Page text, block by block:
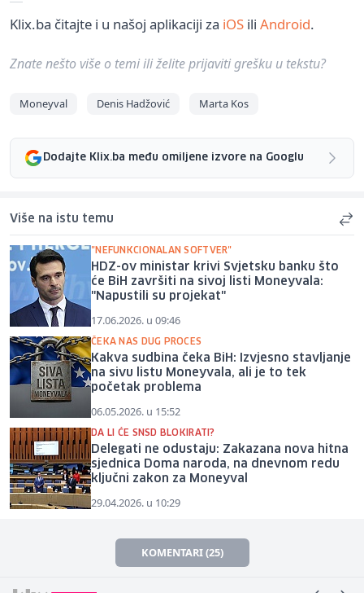
Klix.ba čitajte i u našoj aplikaciji za iOS ili Android.
Znate nešto više o temi ili želite prijaviti grešku u tekstu?
Moneyval Denis Hadžović Marta Kos
Dodajte Klix.ba među omiljene izvore na Googlu
Više na istu temu
"NEFUNKCIONALAN SOFTVER"
HDZ-ov ministar krivi Svjetsku banku što
će BiH završiti na sivoj listi Moneyvala:
"Napustili su projekat"
17.06.2026. u 09:46
ČEKA NAS DUG PROCES
Kakva sudbina čeka BiH: Izvjesno stavljanje
na sivu listu Moneyvala, ali je to tek
početak problema
06.05.2026. u 15:52
DA LI ĆE SNSD BLOKIRATI?
Delegati ne odustaju: Zakazana nova hitna
sjednica Doma naroda, na dnevnom redu
ključni zakon za Moneyval
29.04.2026. u 10:29
KOMENTARI (25)